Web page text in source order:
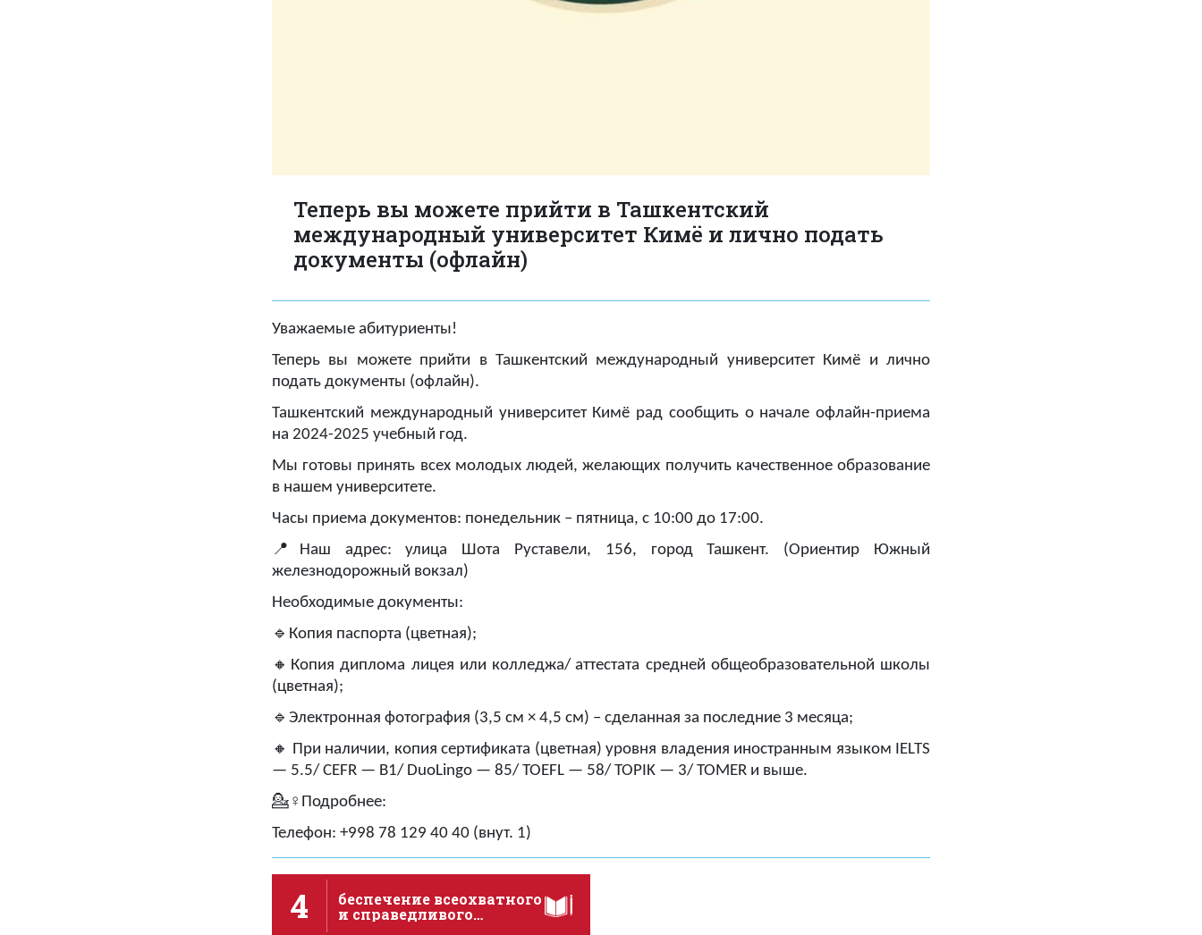
Теперь вы можете прийти в Ташкентский
международный университет Кимё и лично подать
документы (офлайн)
Уважаемые абитуриенты!
Теперь вы можете прийти в Ташкентский международный университет Кимё и лично
подать документы (офлайн).
Ташкентский международный университет Кимё рад сообщить о начале офлайн-приема
на 2024-2025 учебный год.
Мы готовы принять всех молодых людей, желающих получить качественное образование
в нашем университете.
Часы приема документов: понедельник – пятница, с 10:00 до 17:00.
📍
Наш адрес: улица Шота Руставели, 156, город Ташкент. (Ориентир Южный
железнодорожный вокзал)
Необходимые документы:
🔹 Копия паспорта (цветная);
🔸 Копия диплома лицея или колледжа/ аттестата средней общеобразовательной школы
(цветная);
🔹 Электронная фотография (3,5 см × 4,5 см) – сделанная за последние 3 месяца;
🔸 При наличии, копия сертификата (цветная) уровня владения иностранным языком IELTS
— 5.5/ CEFR — B1/ DuoLingo — 85/ TOEFL — 58/ TOPIK — 3/ TOMER и выше.
💁♀ Подробнее:
Телефон: +998 78 129 40 40 (внут. 1)
4
беспечение всеохватного
и справедливого